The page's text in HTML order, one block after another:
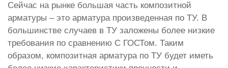
Сейчас на рынке большая часть композитной
арматуры – это арматура произведенная по ТУ. В
большинстве случаев в ТУ заложены более низкие
требования по сравнению С ГОСТом. Таким
образом, композитная арматура по ТУ будет иметь